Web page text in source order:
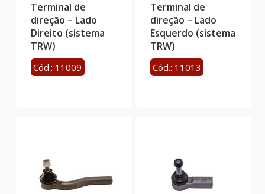
Terminal de
direção – Lado
Direito (sistema
TRW)
Cód.: 11009
Terminal de
direção – Lado
Esquerdo (sistema
TRW)
Cód.: 11013